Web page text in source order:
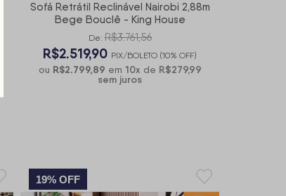
Sofá Retrátil Reclinável Nairobi 2,88m
Bege Bouclê - King House
De: R$3.761,56
R$2.519,90 PIX/BOLETO (10% OFF)
ou R$2.799,89 em 10x de R$279,99
sem juros
19% OFF